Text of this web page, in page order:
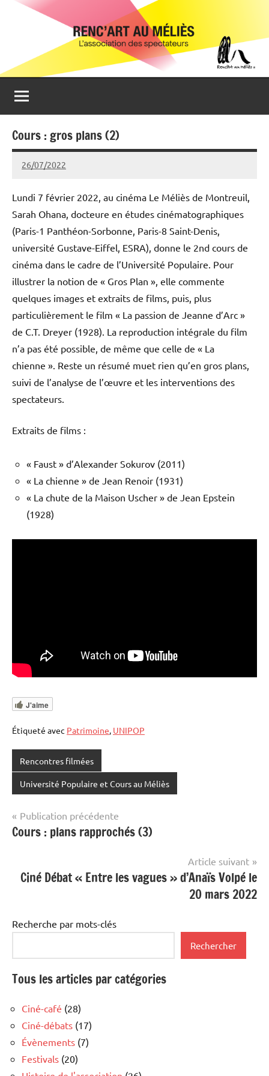
Renc'Art
Méliès
Association
spectateurs
du
cinéma
Le
Montreuil
Cours : gros plans (2)
26/07/2022
Michel
Lundi 7 février 2022, au cinéma Le Méliès de Montreuil,
Sarah Ohana, docteure en études cinématographiques
(Paris-1 Panthéon-Sorbonne, Paris-8 Saint-Denis,
université Gustave-Eiffel, ESRA), donne le 2nd cours de
cinéma dans le cadre de l’Université Populaire. Pour
illustrer la notion de « Gros Plan », elle commente
quelques images et extraits de films, puis, plus
particulièrement le film « La passion de Jeanne d’Arc »
de C.T. Dreyer (1928). La reproduction intégrale du film
n’a pas été possible, de même que celle de « La
chienne ». Reste un résumé muet rien qu’en gros plans,
suivi de l’analyse de l’œuvre et les interventions des
spectateurs.
Extraits de films :
« Faust » d’Alexander Sokurov (2011)
« La chienne » de Jean Renoir (1931)
« La chute de la Maison Uscher » de Jean Epstein
(1928)
J'aime
Étiqueté avec Patrimoine, UNIPOP
Rencontres filmées
Université Populaire et Cours au Méliès
Navigation
de
Publication précédente
Cours : plans rapprochés (3)
Article suivant
Ciné Débat « Entre les vagues » d’Anaïs Volpé le
20 mars 2022
Recherche par mots-clés
Rechercher
Tous les articles par catégories
Ciné-café (28)
Ciné-débats (17)
Évènements (7)
Festivals (20)